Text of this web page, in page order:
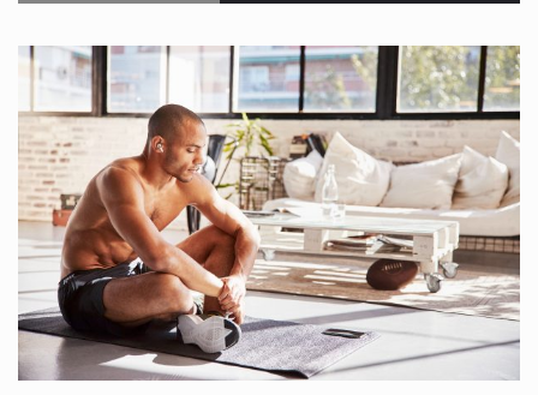
De acordo com as autoridades de saúde da Faixa de…
Um dos casos mais graves envolveu a residência de Sam…
A cidade de Bunia, capital da província de Ituri, tornou-se…
O pagamento marca o desfecho de um dos processos mais…
O programa, cuja implementação está prevista entre abril de 2026…